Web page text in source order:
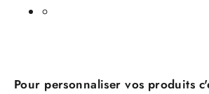
Pour personnaliser vos produits